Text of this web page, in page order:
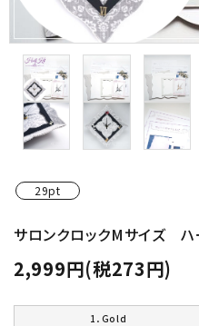
デコレーション材料
道具類
基本材料
ガイドライン
お問い合わせ
29pt
サロンクロックMサイズ ハ
2,999円(税273円)
1．Gold